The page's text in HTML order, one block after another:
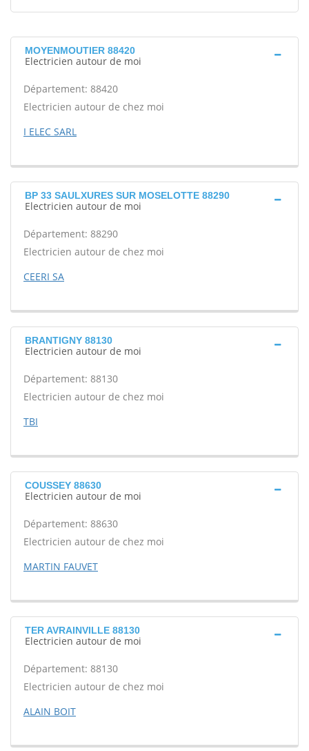
MOYENMOUTIER 88420
Electricien autour de moi
Département: 88420
Electricien autour de chez moi
I ELEC SARL
BP 33 SAULXURES SUR MOSELOTTE 88290
Electricien autour de moi
Département: 88290
Electricien autour de chez moi
CEERI SA
BRANTIGNY 88130
Electricien autour de moi
Département: 88130
Electricien autour de chez moi
TBI
COUSSEY 88630
Electricien autour de moi
Département: 88630
Electricien autour de chez moi
MARTIN FAUVET
TER AVRAINVILLE 88130
Electricien autour de moi
Département: 88130
Electricien autour de chez moi
ALAIN BOIT